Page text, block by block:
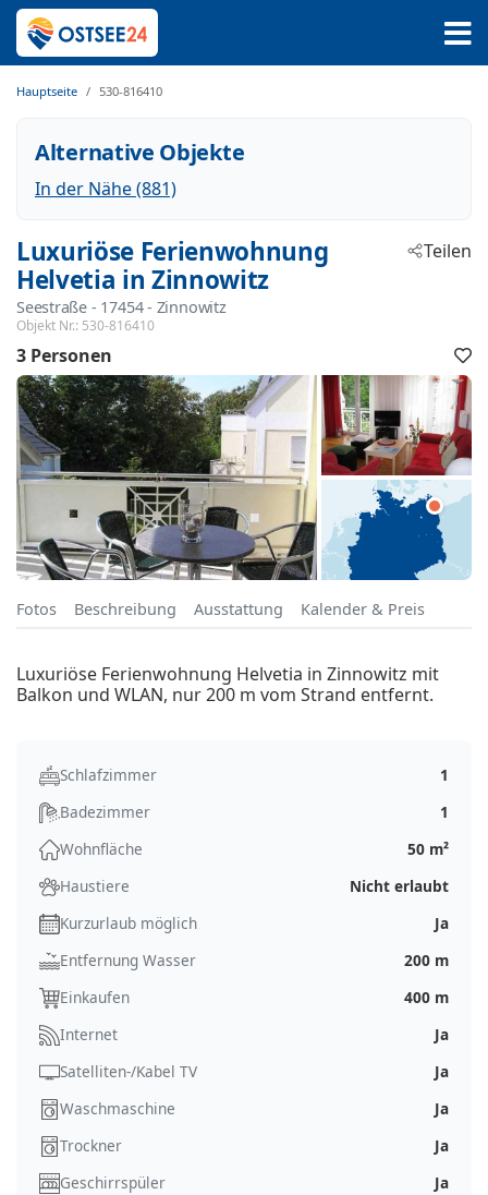
Hauptseite 530-816410
Alternative Objekte
In der Nähe (881)
Luxuriöse Ferienwohnung
Helvetia in Zinnowitz
Seestraße - 17454 - Zinnowitz
Objekt Nr.: 530-816410
Teilen
3 Personen
Fotos Beschreibung Ausstattung Kalender & Preis
Luxuriöse Ferienwohnung Helvetia in Zinnowitz mit
Balkon und WLAN, nur 200 m vom Strand entfernt.
Schlafzimmer
1
Badezimmer
1
Wohnfläche
50 m²
Haustiere
Nicht erlaubt
Kurzurlaub möglich
Ja
Entfernung Wasser
200 m
Einkaufen
400 m
Internet
Ja
Satelliten-/Kabel TV
Ja
Waschmaschine
Ja
Trockner
Ja
Geschirrspüler
Ja